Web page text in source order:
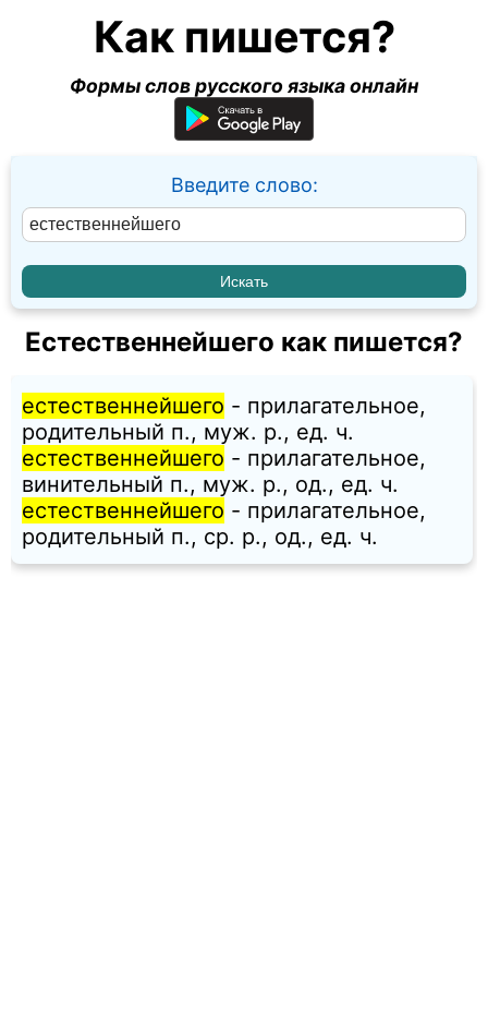
Как пишется?
Формы слов русского языка онлайн
Введите слово:
Естественнейшего как пишется?
естественнейшего - прилагательное,
родительный п., муж. p., ед. ч.
естественнейшего - прилагательное,
винительный п., муж. p., од., ед. ч.
естественнейшего - прилагательное,
родительный п., ср. p., од., ед. ч.